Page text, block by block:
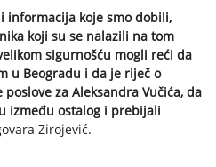
informacija koje smo dobili,
koji su se nalazili na tom
sigurnošću mogli reći da
u Beogradu i da je riječ o
za Aleksandra Vučića, da
između ostalog i prebijali
Zirojević.